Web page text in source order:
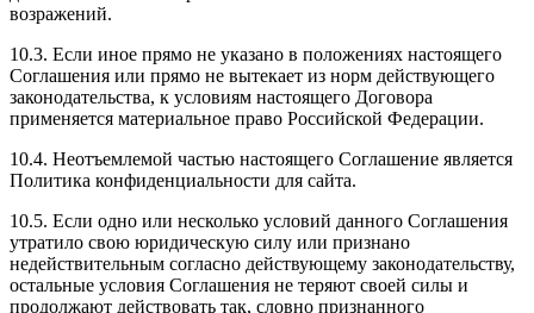
возражений.
10.3. Если иное прямо не указано в положениях настоящего
Соглашения или прямо не вытекает из норм действующего
законодательства, к условиям настоящего Договора
применяется материальное право Российской Федерации.
10.4. Неотъемлемой частью настоящего Соглашение является
Политика конфиденциальности для сайта.
10.5. Если одно или несколько условий данного Соглашения
утратило свою юридическую силу или признано
недействительным согласно действующему законодательству,
остальные условия Соглашения не теряют своей силы и
продолжают действовать так, словно признанного